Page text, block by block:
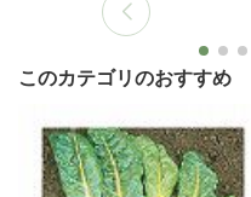
このカテゴリのおすすめ